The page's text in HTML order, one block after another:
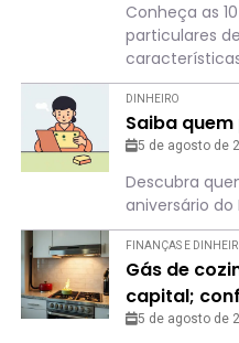
Conheça as
particulares
DINHEIRO
Saiba
5 de agosto de
Descubra
aniversário do
FINANÇAS E
Gás de
capital;
5 de agosto de